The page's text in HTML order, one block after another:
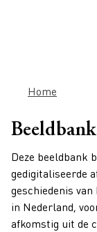
Kruimelpad
Home
Beeldbank
Deze beeldbank
gedigitaliseerde
geschiedenis
in Nederland,
afkomstig uit de